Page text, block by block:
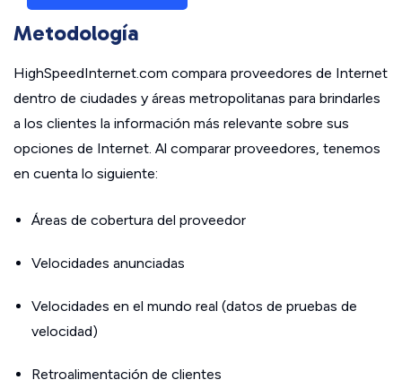
Metodología
HighSpeedInternet.com compara proveedores de Internet
dentro de ciudades y áreas metropolitanas para brindarles
a los clientes la información más relevante sobre sus
opciones de Internet. Al comparar proveedores, tenemos
en cuenta lo siguiente:
Áreas de cobertura del proveedor
Velocidades anunciadas
Velocidades en el mundo real (datos de pruebas de
velocidad)
Retroalimentación de clientes